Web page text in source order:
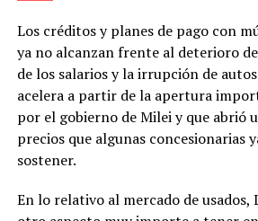
Los créditos y planes de pago con
ya no alcanzan frente al deterioro
de los salarios y la irrupción de
acelera a partir de la apertura
por el gobierno de Milei y que abrió
precios que algunas concesionarias
sostener.
En lo relativo al mercado de usados,